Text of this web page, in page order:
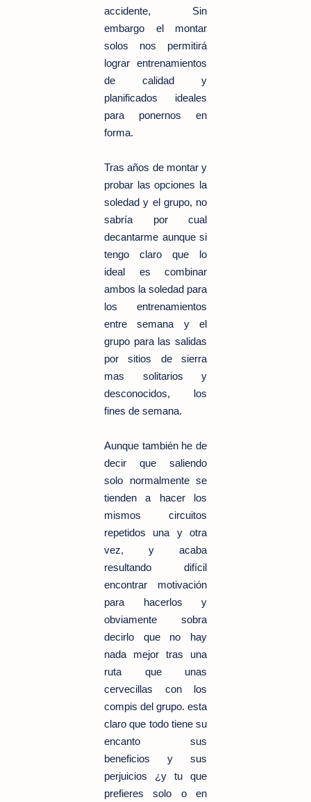
accidente, Sin
embargo el montar
solos nos permitirá
lograr entrenamientos
de calidad y
planificados ideales
para ponernos en
forma.
Tras años de montar y
probar las opciones la
soledad y el grupo, no
sabría por cual
decantarme aunque si
tengo claro que lo
ideal es combinar
ambos la soledad para
los entrenamientos
entre semana y el
grupo para las salidas
por sitios de sierra
mas solitarios y
desconocidos, los
fines de semana.
Aunque también he de
decir que saliendo
solo normalmente se
tienden a hacer los
mismos circuitos
repetidos una y otra
vez, y acaba
resultando difícil
encontrar motivación
para hacerlos y
obviamente sobra
decirlo que no hay
nada mejor tras una
ruta que unas
cervecillas con los
compis del grupo. esta
claro que todo tiene su
encanto sus
beneficios y sus
perjuicios ¿y tu que
prefieres solo o en